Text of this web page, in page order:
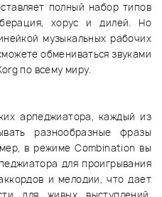
полный набор типов
хорус и дилей. Но
музыкальных рабочих
обмениваться звуками
по всему миру.
арпеджиатора, каждый из
разнообразные фразы
в режиме Combination вы
для проигрывания
и мелодии, что дает